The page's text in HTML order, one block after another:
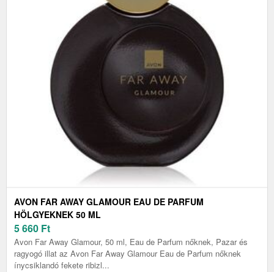
AVON FAR AWAY GLAMOUR EAU DE PARFUM
HÖLGYEKNEK 50 ML
5 660 Ft
Avon Far Away Glamour, 50 ml, Eau de Parfum nőknek, Pazar és
ragyogó illat az Avon Far Away Glamour Eau de Parfum nőknek
ínycsiklandó fekete ribizl...